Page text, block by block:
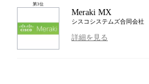
第3位
Meraki MX
シスコシステムズ合同会社
詳細を見る